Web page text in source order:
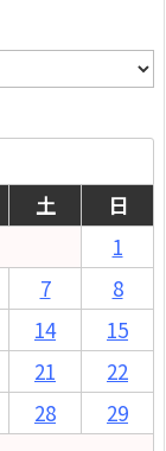
土
日
1
7
8
14
15
21
22
28
29